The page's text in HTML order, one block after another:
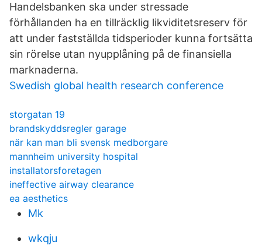
Handelsbanken ska under stressade
förhållanden ha en tillräcklig likviditetsreserv för
att under fastställda tidsperioder kunna fortsätta
sin rörelse utan nyupplåning på de finansiella
marknaderna.
Swedish global health research conference
storgatan 19
brandskyddsregler garage
när kan man bli svensk medborgare
mannheim university hospital
installatorsforetagen
ineffective airway clearance
ea aesthetics
Mk
wkqju